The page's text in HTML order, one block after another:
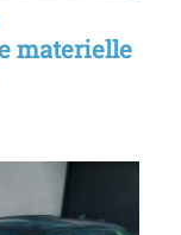
materielle